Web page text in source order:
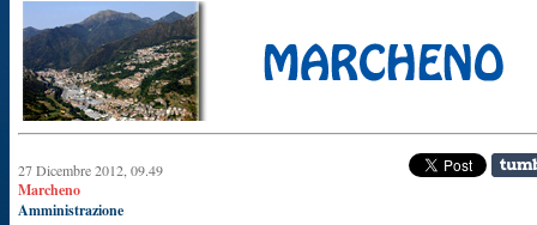
27 Dicembre 2012, 09.49
Marcheno
Amministrazione